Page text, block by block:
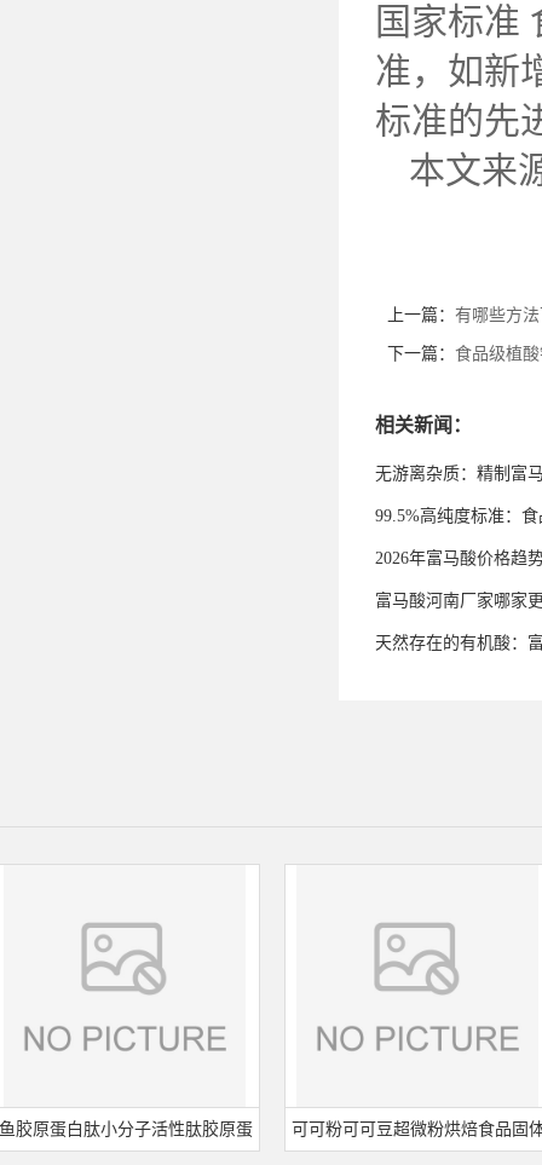
国家标准
准，如新
标准的先
本文来
上一篇： 有哪些方
下一篇： 食品级植
相关新闻：
无游离杂质：精制富
99.5%高纯度标准：
2026年富马酸价格趋
富马酸河南厂家哪家
天然存在的有机酸：
蛋白肽小分子活性肽胶原蛋 可可粉可可豆超微粉烘焙食品固体